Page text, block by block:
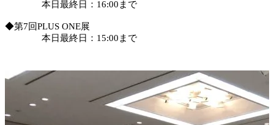
本日最終日：16:00まで
◆第7回PLUS ONE展
本日最終日：15:00まで